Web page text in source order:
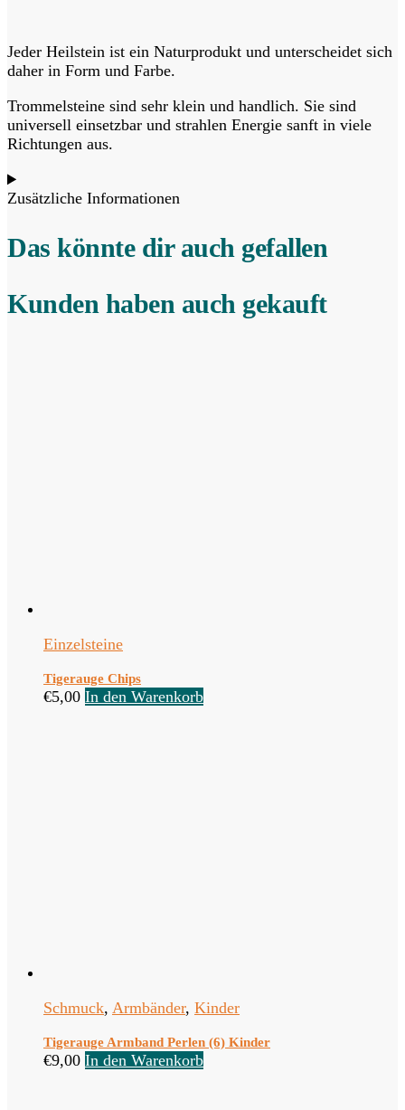
Jeder Heilstein ist ein Naturprodukt und unterscheidet sich
daher in Form und Farbe.
Trommelsteine sind sehr klein und handlich. Sie sind
universell einsetzbar und strahlen Energie sanft in viele
Richtungen aus.
Zusätzliche Informationen
Das könnte dir auch gefallen
Kunden haben auch gekauft
Einzelsteine
Tigerauge Chips
€5,00 In den Warenkorb
Schmuck, Armbänder, Kinder
Tigerauge Armband Perlen (6) Kinder
€9,00 In den Warenkorb